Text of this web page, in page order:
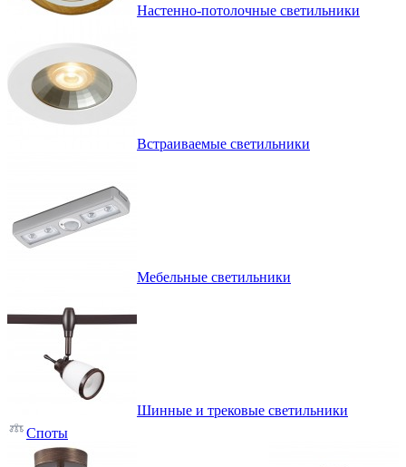
Настенно-потолочные светильники
Встраиваемые светильники
Мебельные светильники
Шинные и трековые светильники
Споты